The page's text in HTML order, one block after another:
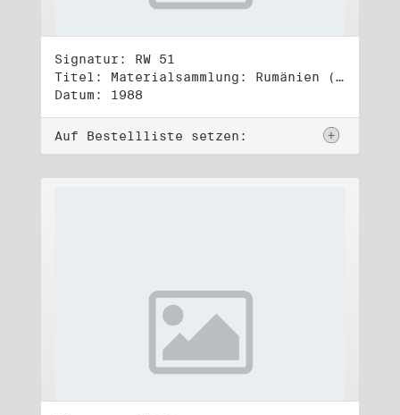
Signatur: RW 51
Titel: Materialsammlung: Rumänien (2)
Datum: 1988
Auf Bestellliste setzen: